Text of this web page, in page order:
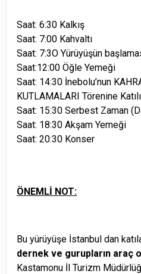
Saat: 6:30 Kalkış
Saat: 7:00 Kahvaltı
Saat: 7:3O Yürüyüşün
Saat:12:00 Öğle Yemeği
Saat: 14:30 İnebolu’nun
KUTLAMALARI Törenine
Saat: 15:30 Serbest Zaman
Saat: 18:30 Akşam Yemeği
Saat: 20:30 Konser
ÖNEMLİ NOT:
Bu yürüyüşe İstanbul dan
dernek ve gurupların araç
Kastamonu İl Turizm